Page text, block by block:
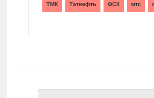
ТМК Татнефть ФСК мтс